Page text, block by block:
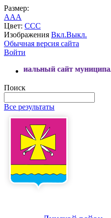
Размер:
AAA
Цвет: CCC
Изображения Вкл.Выкл.
Обычная версия сайта
Войти
сайт муниципального
Поиск
Все результаты